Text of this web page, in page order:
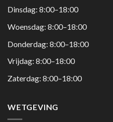
Dinsdag: 8:00–18:00
Woensdag: 8:00–18:00
Donderdag: 8:00–18:00
Vrijdag: 8:00–18:00
Zaterdag: 8:00–18:00
WETGEVING